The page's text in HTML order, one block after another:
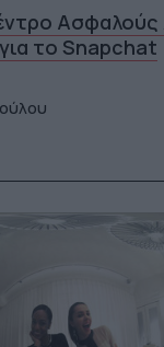
Ασφαλούς
το Snapchat